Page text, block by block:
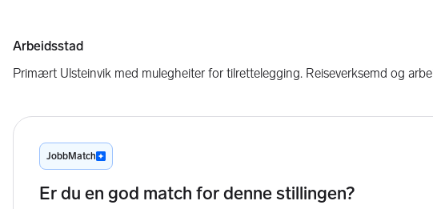
Arbeidsstad
Primært Ulsteinvik med mulegheiter for tilrettelegging. Reiseverksemd og